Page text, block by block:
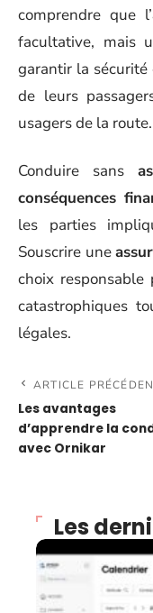
comprendre que l’
facultative, mais
garantir la
de leurs
usagers de la route.
Conduire sans
conséquences
les parties
Souscrire une
choix responsable
catastrophiques
légales.
ARTICLE
Les avantages
d’apprendre la
avec Ornikar
Les